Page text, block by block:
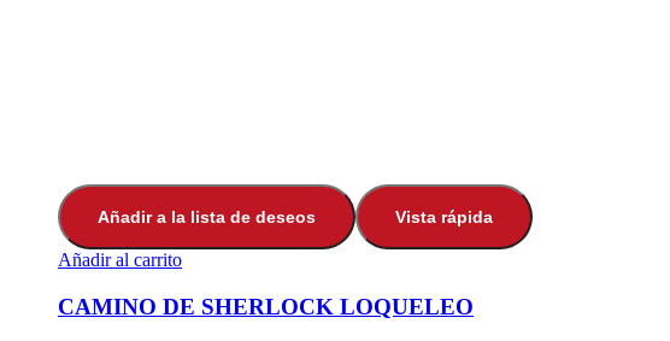
Añadir a la lista de deseos Vista rápida
Añadir al carrito
CAMINO DE SHERLOCK LOQUELEO